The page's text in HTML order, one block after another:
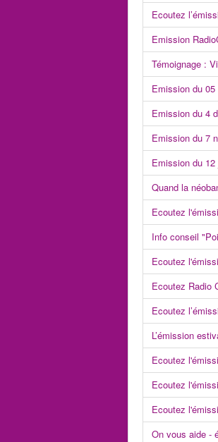
Ecoutez
Emission
Témoignage :
Emission du 05
Emission du 4
Emission du 7
Emission du
Quand la
Ecoutez
Info conseil
Ecoutez
Ecoutez Radio
Ecoutez
L’émission
Ecoutez
Ecoutez
Ecoutez
On vous aide -